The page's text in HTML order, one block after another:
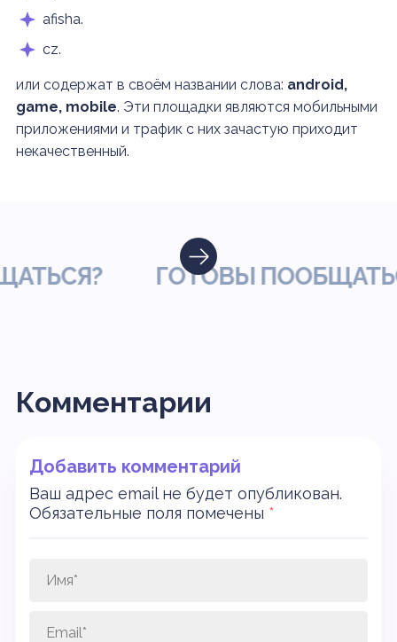
afisha.
cz.
или содержат в своём названии слова: android,
game, mobile. Эти площадки являются мобильными
приложениями и трафик с них зачастую приходит
некачественный.
ГОТОВЫ ПООБЩАТЬСЯ?
Комментарии
Добавить комментарий
Ваш адрес email не будет опубликован.
Обязательные поля помечены *